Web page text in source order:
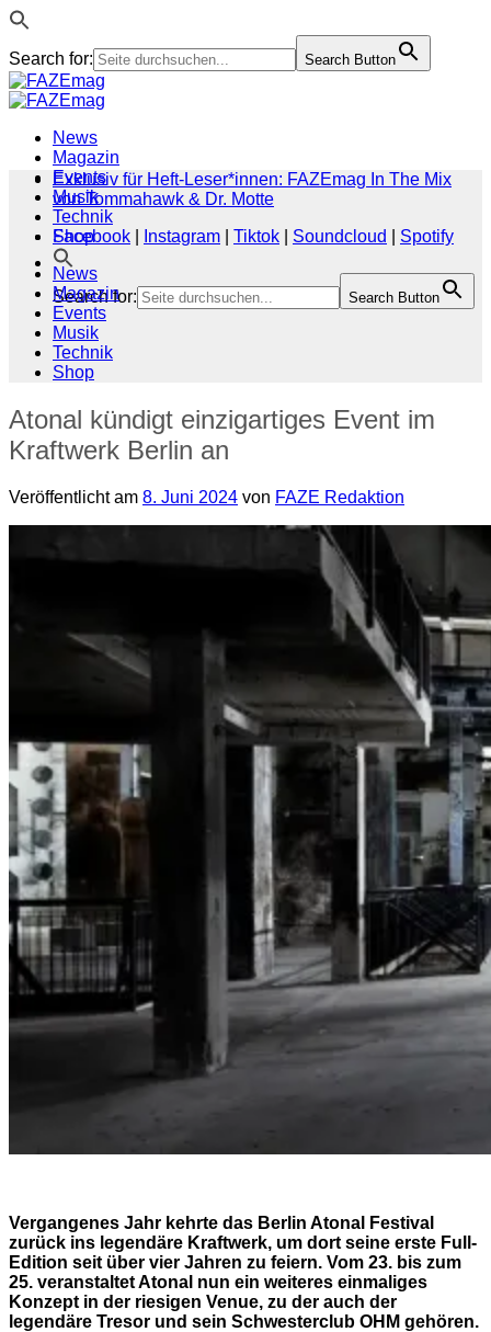
Search for: Search Button
Zum
Inhalt
News
Magazin
Events
Musik
Technik
Shop
Search for: Search Button
Exklusiv für Heft-Leser*innen: FAZEmag In The Mix
von Tommahawk & Dr. Motte
Facebook
Instagram Tiktok Soundcloud
Spotify
News
Magazin
Events
Musik
Technik
Shop
Atonal kündigt einzigartiges Event im
Kraftwerk Berlin an
Veröffentlicht am 8. Juni 2024 von FAZE Redaktion
Vergangenes Jahr kehrte das Berlin Atonal Festival
zurück ins legendäre Kraftwerk, um dort seine erste Full-
Edition seit über vier Jahren zu feiern. Vom 23. bis zum
25. veranstaltet Atonal nun ein weiteres einmaliges
Konzept in der riesigen Venue, zu der auch der
legendäre Tresor und sein Schwesterclub OHM gehören.